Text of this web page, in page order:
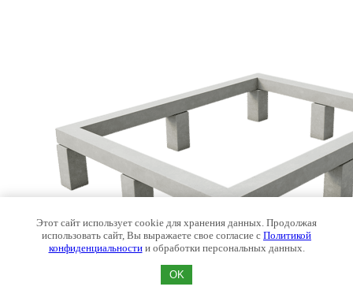
Этот сайт использует cookie для хранения данных. Продолжая
использовать сайт, Вы выражаете свое согласие с Политикой
конфиденциальностии обработки персональных данных.
OK